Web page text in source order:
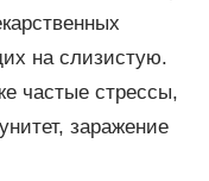
на слизистую.
частые стрессы,
заражение